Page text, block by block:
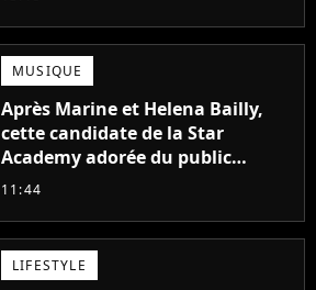
MUSIQUE
Après Marine et Helena Bailly,
cette candidate de la Star
Academy adorée du public
annonce son premier album,
11:44
LIFESTYLE